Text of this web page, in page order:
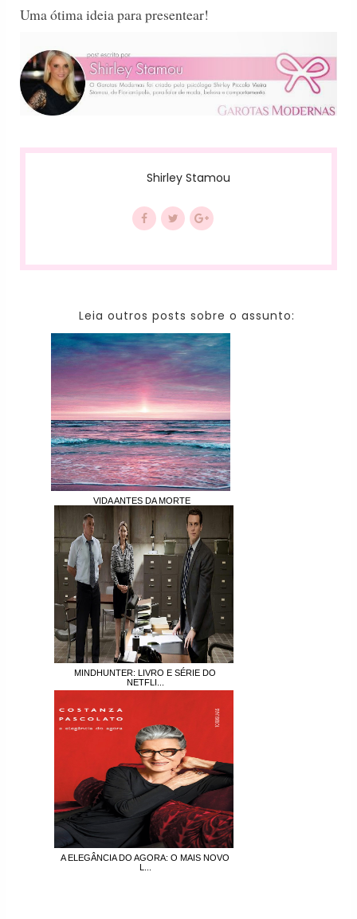
Uma ótima ideia para presentear!
Shirley Stamou
Leia outros posts sobre o assunto:
VIDA ANTES DA MORTE
MINDHUNTER: LIVRO E SÉRIE DO
NETFLI...
A ELEGÂNCIA DO AGORA: O MAIS NOVO
L...